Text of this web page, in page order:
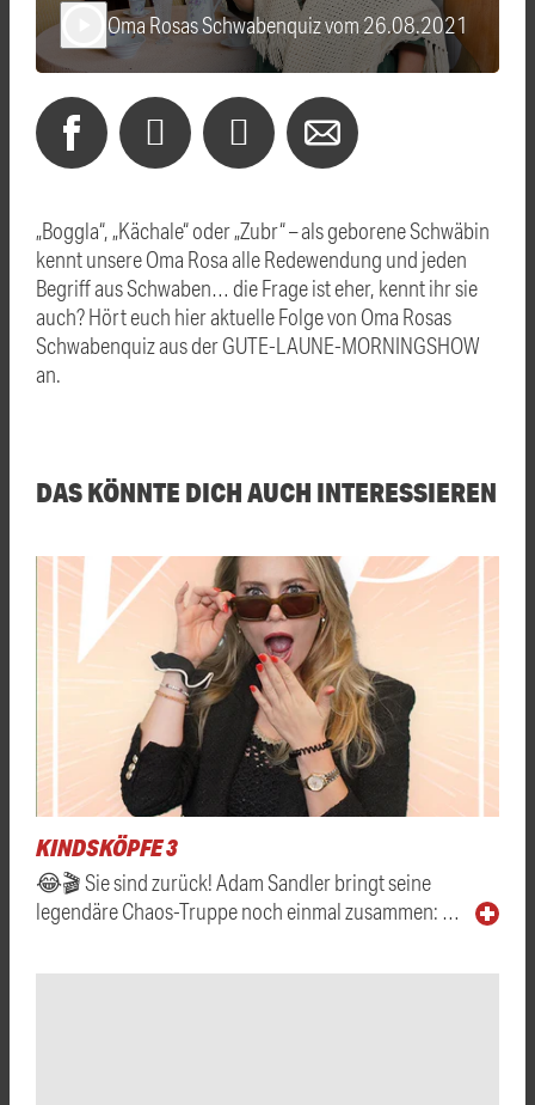
Oma Rosas Schwabenquiz vom 26.08.2021
„Boggla“, „Kächale“ oder „Zubr“ – als geborene Schwäbin
kennt unsere Oma Rosa alle Redewendung und jeden
Begriff aus Schwaben… die Frage ist eher, kennt ihr sie
auch? Hört euch hier aktuelle Folge von Oma Rosas
Schwabenquiz aus der GUTE-LAUNE-MORNINGSHOW
an.
DAS KÖNNTE DICH AUCH INTERESSIEREN
KINDSKÖPFE 3
😂🎬 Sie sind zurück! Adam Sandler bringt seine
legendäre Chaos-Truppe noch einmal zusammen: …